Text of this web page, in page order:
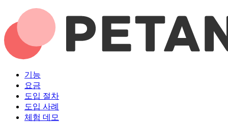
기능
요금
도입 절차
도입 사례
체험 데모